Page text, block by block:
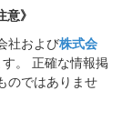
》
社および株式会
。 正確な情報掲
のではありませ